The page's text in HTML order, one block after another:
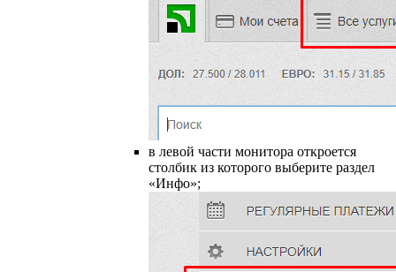
в левой части монитора откроется
столбик из которого выберите раздел
«Инфо»;